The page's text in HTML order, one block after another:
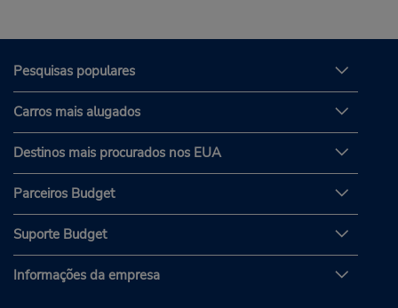
Pesquisas populares
Carros mais alugados
Destinos mais procurados nos EUA
Parceiros Budget
Suporte Budget
Informações da empresa